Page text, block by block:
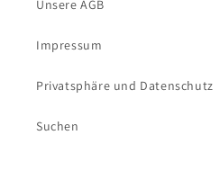
Unsere AGB
Impressum
Privatsphäre und Datenschutz
Suchen